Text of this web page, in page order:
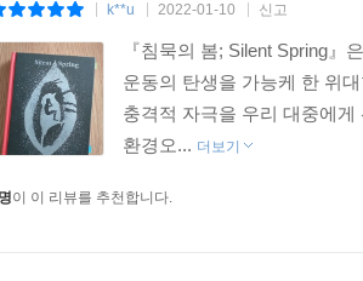
는다. 편지의 내용은 정부 소속 비행기
는 것이었다. 친구는 DDT를 사용한 당국
그 사본을 카슨에게 보냈던 것이다. 이를
을 알리는 책을 저술하기로 결심했다.
다.
내용
k**u 2022-01-10 신고
『침묵의 봄; Silent Spring
운동의 탄생을 가능케 한 위
충격적 자극을 우리 대중에
환경오... 더보기
이 이 리뷰를 추천합니다.